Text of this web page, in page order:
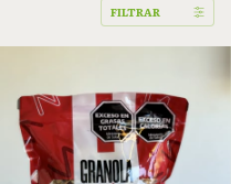
FILTRAR